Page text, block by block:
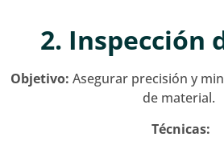
2. Inspección
Objetivo: Asegurar precisión y
de material.
Técnicas: